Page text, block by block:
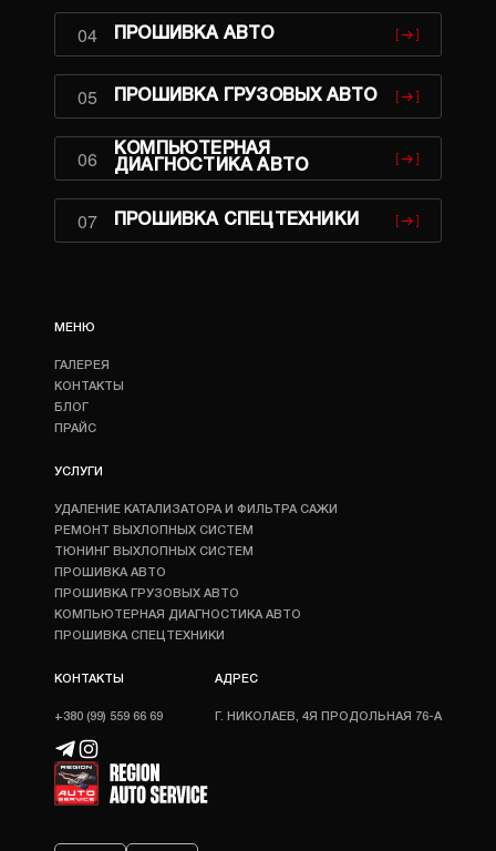
04 ПРОШИВКА АВТО
05 ПРОШИВКА ГРУЗОВЫХ АВТО
06
КОМПЬЮТЕРНАЯ
ДИАГНОСТИКА АВТО
07 ПРОШИВКА СПЕЦТЕХНИКИ
УСЛУГИ
УДАЛЕНИЕ КАТАЛИЗАТОРА И ФИЛЬТРА САЖИ
РЕМОНТ ВЫХЛОПНЫХ СИСТЕМ
ТЮНИНГ ВЫХЛОПНЫХ СИСТЕМ
ПРОШИВКА АВТО
ПРОШИВКА ГРУЗОВЫХ АВТО
КОМПЬЮТЕРНАЯ ДИАГНОСТИКА АВТО
ПРОШИВКА СПЕЦТЕХНИКИ
МЕНЮ
ГАЛЕРЕЯ
КОНТАКТЫ
БЛОГ
ПРАЙС
КОНТАКТЫ
+380 (99) 559 66 69
АДРЕС
Г. НИКОЛАЕВ, 4Я ПРОДОЛЬНАЯ 76-А